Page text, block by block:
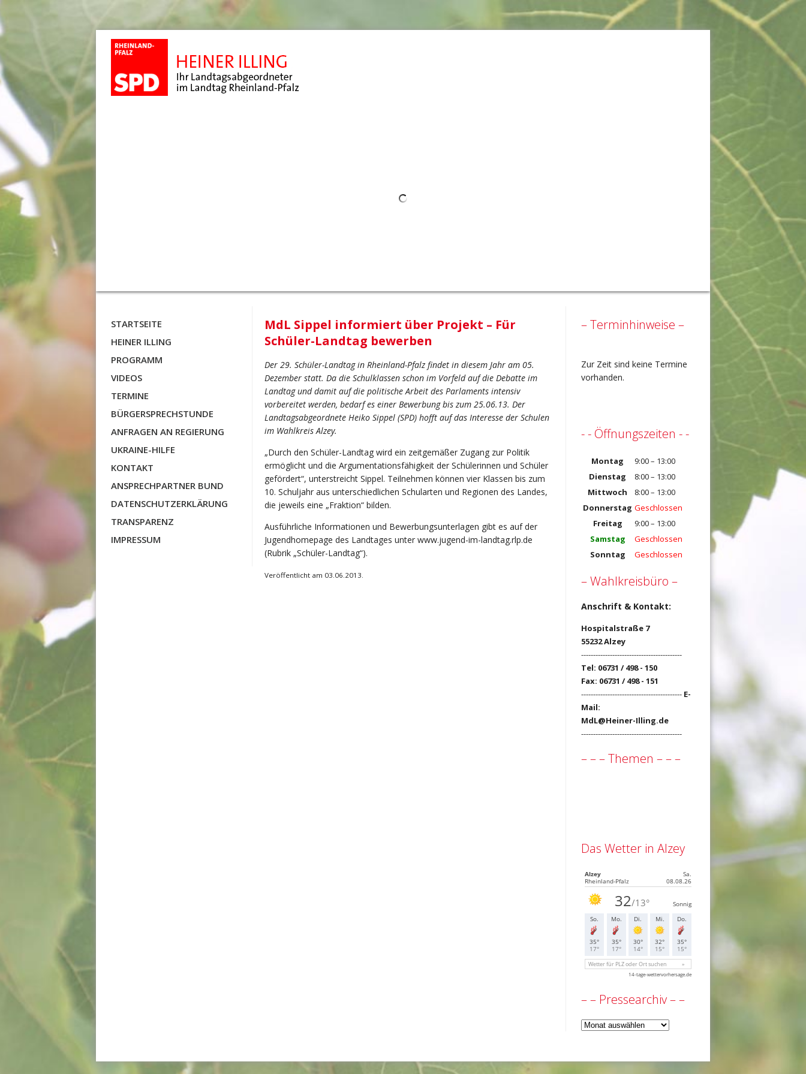
STARTSEITE
HEINER ILLING
PROGRAMM
VIDEOS
TERMINE
BÜRGERSPRECHSTUNDE
ANFRAGEN AN REGIERUNG
UKRAINE-HILFE
KONTAKT
ANSPRECHPARTNER BUND
DATENSCHUTZERKLÄRUNG
TRANSPARENZ
IMPRESSUM
MdL Sippel informiert über Projekt – Für
Schüler-Landtag bewerben
Der 29. Schüler-Landtag in Rheinland-Pfalz findet in diesem Jahr am 05.
Dezember statt. Da die Schulklassen schon im Vorfeld auf die Debatte im
Landtag und damit auf die politische Arbeit des Parlaments intensiv
vorbereitet werden, bedarf es einer Bewerbung bis zum 25.06.13. Der
Landtagsabgeordnete Heiko Sippel (SPD) hofft auf das Interesse der Schulen
im Wahlkreis Alzey.
„Durch den Schüler-Landtag wird ein zeitgemäßer Zugang zur Politik
ermöglicht und die Argumentationsfähigkeit der Schülerinnen und Schüler
gefördert“, unterstreicht Sippel. Teilnehmen können vier Klassen bis zum
10. Schuljahr aus unterschiedlichen Schularten und Regionen des Landes,
die jeweils eine „Fraktion“ bilden.
Ausführliche Informationen und Bewerbungsunterlagen gibt es auf der
Jugendhomepage des Landtages unter www.jugend-im-landtag.rlp.de
(Rubrik „Schüler-Landtag“).
Veröffentlicht am 03.06.2013.
– Terminhinweise –
Zur Zeit sind keine Termine
vorhanden.
- - Öffnungszeiten - -
Montag
9:00 – 13:00
Dienstag
8:00 – 13:00
Mittwoch
8:00 – 13:00
Donnerstag Geschlossen
Freitag
9:00 – 13:00
Samstag
Geschlossen
Sonntag
Geschlossen
– Wahlkreisbüro –
Anschrift & Kontakt:
Hospitalstraße 7
55232 Alzey
------------------------------------------
Tel: 06731 / 498 - 150
Fax: 06731 / 498 - 151
------------------------------------------ E-
Mail:
MdL@Heiner-Illing.de
------------------------------------------
– – – Themen – – –
Das Wetter in Alzey
– – Pressearchiv – –
–